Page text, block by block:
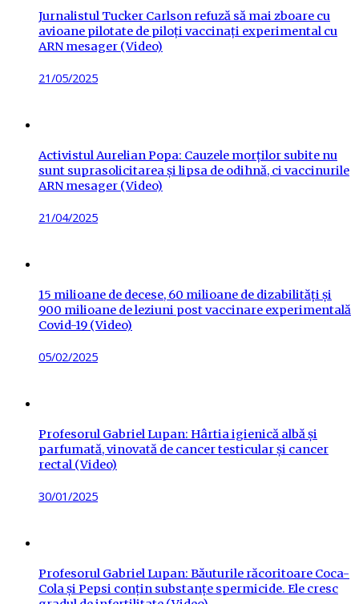
Jurnalistul Tucker Carlson refuză să mai zboare cu
avioane pilotate de piloți vaccinați experimental cu
ARN mesager (Video)
Posted
21/05/2025
Activistul Aurelian Popa: Cauzele morților subite nu
sunt suprasolicitarea și lipsa de odihnă, ci vaccinurile
ARN mesager (Video)
Posted
21/04/2025
15 milioane de decese, 60 milioane de dizabilități și
900 milioane de leziuni post vaccinare experimentală
Covid-19 (Video)
Posted
05/02/2025
Profesorul Gabriel Lupan: Hârtia igienică albă și
parfumată, vinovată de cancer testicular și cancer
rectal (Video)
Posted
30/01/2025
Profesorul Gabriel Lupan: Băuturile răcoritoare Coca-
Cola și Pepsi conțin substanțe spermicide. Ele cresc